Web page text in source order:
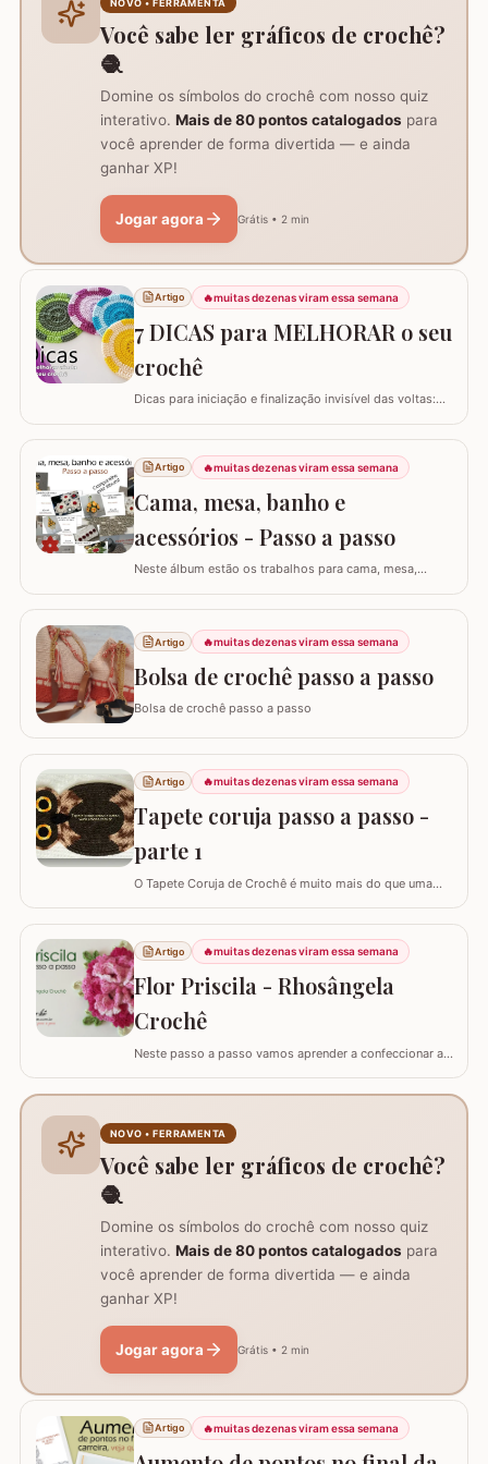
suporte inteligente na hora de carregar seu…
Você sabe ler gráficos de crochê?
🧶
Domine os símbolos do crochê com nosso quiz
interativo. Mais de 80 pontos catalogados para
você aprender de forma divertida — e ainda
ganhar XP!
Jogar agora Grátis • 2 min
Artigo 🔥muitas dezenas viram essa semana
7 DICAS para MELHORAR o seu
crochê
Dicas para iniciação e finalização invisível das voltas:
garante um acabamento quase imperceptível nas
iniciações e finalizações das voltas, resultando em um
trabalho mais elegante. Variações de pontos com o
falso ponto alto: Experimentar…
Artigo 🔥muitas dezenas viram essa semana
Cama, mesa, banho e
acessórios - Passo a passo
Neste álbum estão os trabalhos para cama, mesa,
clicar nas imagens! Trilhos/caminhos e centro de mesa
Sousplat Puxa-saco e porta-pano de prato Squares para
colcha de cama Outros Álbuns que temos no blog
Artigo 🔥muitas dezenas viram essa semana
Bolsa de crochê passo a passo
Bolsa de crochê passo a passo
Artigo 🔥muitas dezenas viram essa semana
Tapete coruja passo a passo -
parte 1
O Tapete Coruja de Crochê é muito mais do que uma
sabedoria com a delicadeza do feito à mão. Embora a
coruja real consiga girar o pescoço em 270°, a nossa
versão em crochê é ainda mais versátil: podemos criá-
la em todas as cores e estilos,…
Artigo 🔥muitas dezenas viram essa semana
Flor Priscila - Rhosângela
Crochê
Neste passo a passo vamos aprender a confeccionar a
conhecer, curtir e adquirir os trabalhos desta artesã
deixem de se inscrever em seu canal no YouTube –&gt;
NOVO • FERRAMENTA
Você sabe ler gráficos de crochê?
🧶
Domine os símbolos do crochê com nosso quiz
interativo. Mais de 80 pontos catalogados para
você aprender de forma divertida — e ainda
ganhar XP!
Jogar agora Grátis • 2 min
Artigo 🔥muitas dezenas viram essa semana